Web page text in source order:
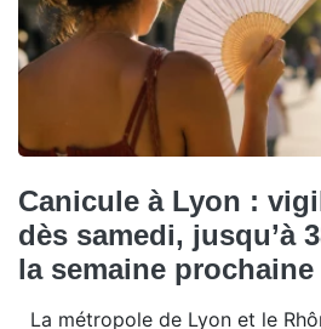
Canicule à Lyon :
dès samedi, jusqu’à
la semaine prochaine
La métropole de Lyon et le